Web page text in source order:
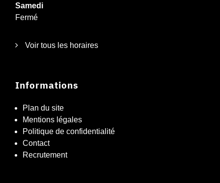
Samedi
Fermé
Voir tous les horaires
Informations
Plan du site
Mentions légales
Politique de confidentialité
Contact
Recrutement